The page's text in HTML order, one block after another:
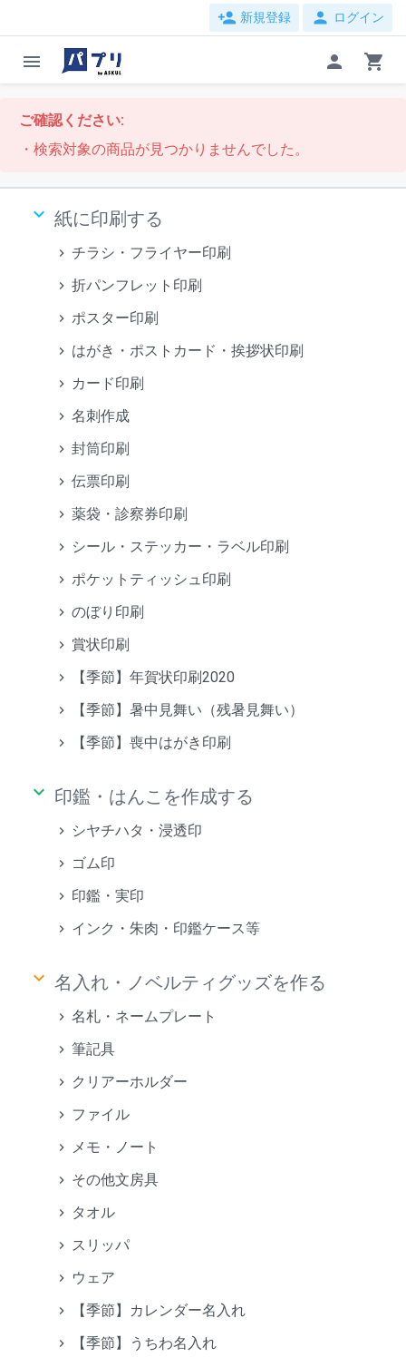
person_add 新規登録 person ログイン
menu person shopping_cart
ご確認ください:
・検索対象の商品が見つかりませんでした。
keyboard_arrow_down 紙に印刷する
チラシ・フライヤー印刷
折パンフレット印刷
ポスター印刷
はがき・ポストカード・挨拶状印刷
カード印刷
名刺作成
封筒印刷
伝票印刷
薬袋・診察券印刷
シール・ステッカー・ラベル印刷
ポケットティッシュ印刷
のぼり印刷
賞状印刷
【季節】年賀状印刷2020
【季節】暑中見舞い（残暑見舞い）
【季節】喪中はがき印刷
keyboard_arrow_down 印鑑・はんこを作成する
シヤチハタ・浸透印
ゴム印
印鑑・実印
インク・朱肉・印鑑ケース等
keyboard_arrow_down 名入れ・ノベルティグッズを作る
名札・ネームプレート
筆記具
クリアーホルダー
ファイル
メモ・ノート
その他文房具
タオル
スリッパ
ウェア
【季節】カレンダー名入れ
【季節】うちわ名入れ